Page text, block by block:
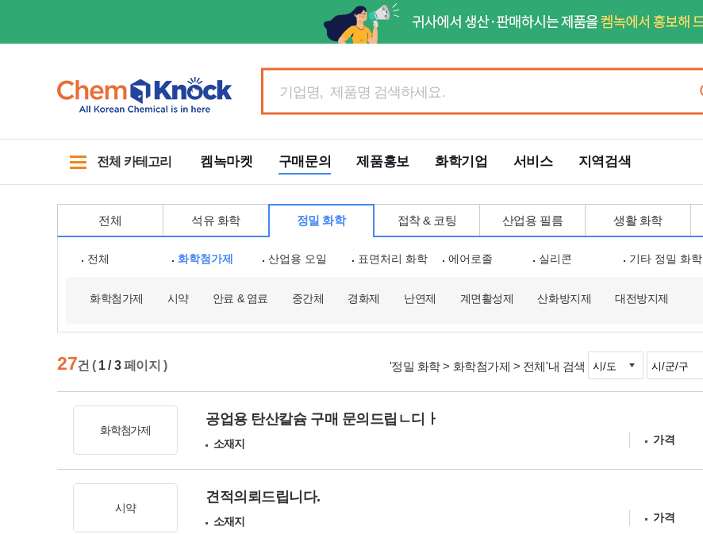
전체 카테고리 켐녹마켓 구매문의 제품홍보 화학기업 서비스 지역검색
전체 석유 화학 정밀 화학 접착 & 코팅 산업용 필름 생활 화학
전체 화학첨가제 산업용 오일 표면처리 화학 에어로졸 실리콘 기타 정밀 화학
화학첨가제 시약 안료 & 염료 중간체 경화제 난연제 계면활성제 산화방지제 대전방지제
27건 ( 1 / 3페이지 ) '정밀 화학 > 화학첨가제 > 전체'내 검색
화학첨가제
공업용 탄산칼슘 구매 문의드립ㄴ디ㅏ
소재지 가격
시약
견적의뢰드립니다.
소재지 가격